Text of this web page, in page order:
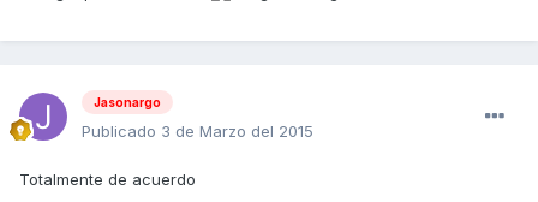
Jasonargo
Publicado 3 de Marzo del 2015
Totalmente de acuerdo